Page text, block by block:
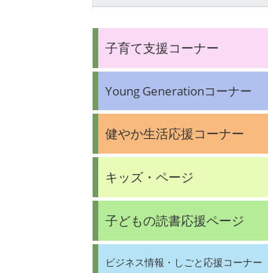
子育て支援コーナー
Young Generationコーナー
健やか生活応援コーナー
キッズ・ページ
子どもの読書応援ページ
ビジネス情報・しごと応援コーナー